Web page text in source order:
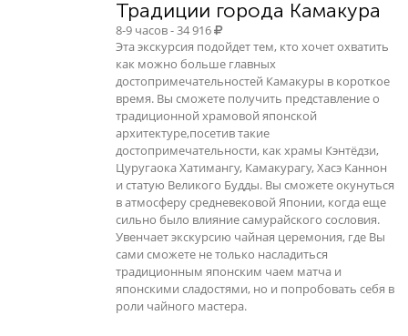
Традиции города Камакура
8-9 часов - 34 916
Эта экскурсия подойдет тем, кто хочет охватить
как можно больше главных
достопримечательностей Камакуры в короткое
время. Вы сможете получить представление о
традиционной храмовой японской
архитектуре,посетив такие
достопримечательности, как храмы Кэнтёдзи,
Цуругаока Хатимангу, Камакурагу, Хасэ Каннон
и статую Великого Будды. Вы сможете окунуться
в атмосферу средневековой Японии, когда еще
сильно было влияние самурайского сословия.
Увенчает экскурсию чайная церемония, где Вы
сами сможете не только насладиться
традиционным японским чаем матча и
японскими сладостями, но и попробовать себя в
роли чайного мастера.